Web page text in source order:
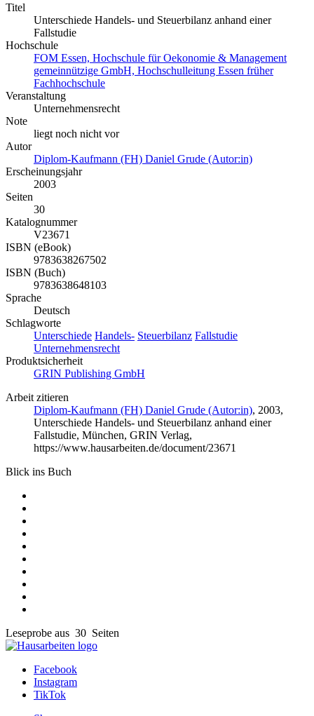
Titel
Unterschiede Handels- und Steuerbilanz anhand einer
Fallstudie
Hochschule
FOM Essen, Hochschule für Oekonomie & Management
gemeinnützige GmbH, Hochschulleitung Essen früher
Fachhochschule
Veranstaltung
Unternehmensrecht
Note
liegt noch nicht vor
Autor
Diplom-Kaufmann (FH) Daniel Grude (Autor:in)
Erscheinungsjahr
2003
Seiten
30
Katalognummer
V23671
ISBN (eBook)
9783638267502
ISBN (Buch)
9783638648103
Sprache
Deutsch
Schlagworte
Unterschiede Handels- Steuerbilanz Fallstudie
Unternehmensrecht
Produktsicherheit
GRIN Publishing GmbH
Arbeit zitieren
Diplom-Kaufmann (FH) Daniel Grude (Autor:in), 2003,
Unterschiede Handels- und Steuerbilanz anhand einer
Fallstudie, München, GRIN Verlag,
https://www.hausarbeiten.de/document/23671
Blick ins Buch
Leseprobe aus 30 Seiten
Facebook
Instagram
TikTok